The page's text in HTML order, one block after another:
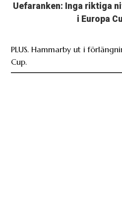
Uefaranken: Inga riktiga
i Europa
PLUS. Hammarby ut i
Cup.